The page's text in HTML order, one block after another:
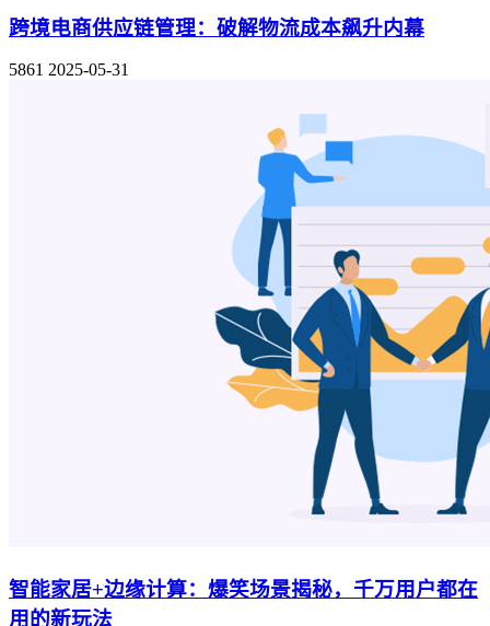
跨境电商供应链管理：破解物流成本飙升内幕
5861 2025-05-31
智能家居+边缘计算：爆笑场景揭秘，千万用户都在
用的新玩法